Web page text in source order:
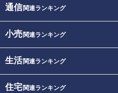
通信関連ランキング
小売関連ランキング
生活関連ランキング
住宅関連ランキング